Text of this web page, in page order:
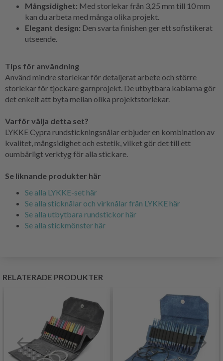
Mångsidighet: Med storlekar från 3,25 mm till 10 mm
kan du arbeta med många olika projekt.
Elegant design: Den svarta finishen ger ett sofistikerat
utseende.
Tips för användning
Använd mindre storlekar för detaljerat arbete och större
storlekar för tjockare garnprojekt. De utbytbara kablarna gör
det enkelt att byta mellan olika projektstorlekar.
Varför välja detta set?
LYKKE Cypra rundstickningsnålar erbjuder en kombination av
kvalitet, mångsidighet och estetik, vilket gör det till ett
oumbärligt verktyg för alla stickare.
Se liknande produkter här
Se alla LYKKE-set här
Se alla sticknålar och virknålar från LYKKE här
Se alla utbytbara rundstickor här
Se alla stickmönster här
RELATERADE PRODUKTER